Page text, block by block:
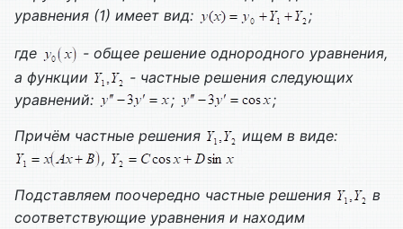
уравнения (1) имеет вид:
;
где
- общее решение однородного уравнения,
а функции
- частные решения следующих
уравнений:
; ;
Причём частные решения
ищем в виде:
,
Подставляем поочередно частные решения
в
соответствующие уравнения и находим